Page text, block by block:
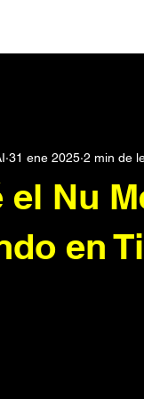
Podcast
Electroclash
el Nu
en
31 ene 2025 2 min de